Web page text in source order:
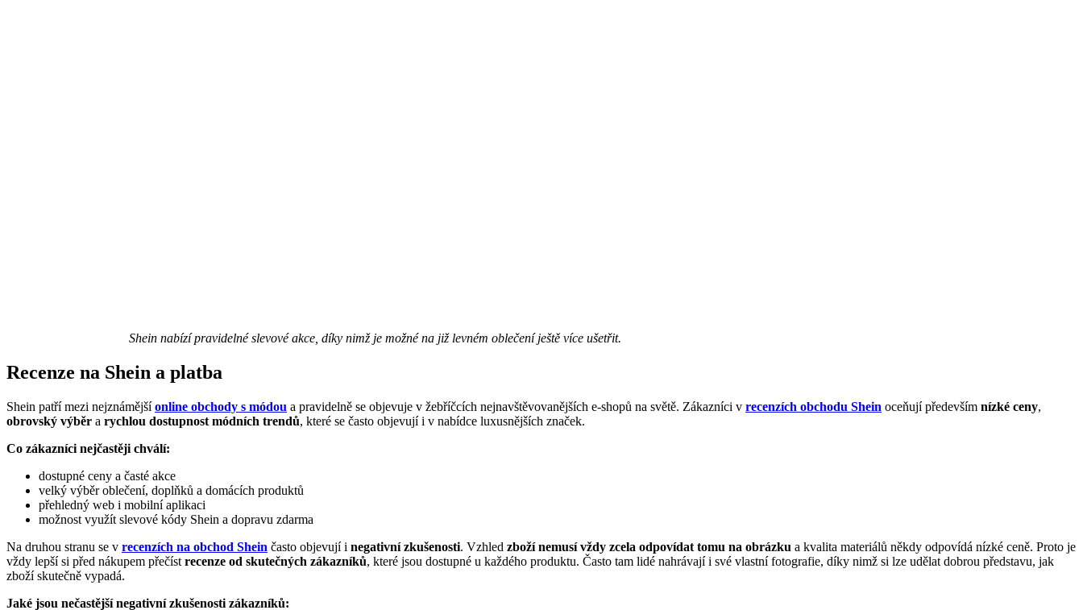
Shein nabízí pravidelné slevové akce, díky nimž je možné na již levném oblečení ještě více ušetřit.
Recenze na Shein a platba
Shein patří mezi nejznámějšíonline obchody s módou a pravidelně se objevuje v žebříčcích nejnavštěvovanějších e-shopů na světě. Zákazníci v recenzích obchodu Shein oceňují především nízké ceny,
obrovský výběr a rychlou dostupnost módních trendů, které se často objevují i v nabídce luxusnějších značek.
Co zákazníci nejčastěji chválí:
dostupné ceny a časté akce
velký výběr oblečení, doplňků a domácích produktů
přehledný web i mobilní aplikaci
možnost využít slevové kódy Shein a dopravu zdarma
Na druhou stranu se v recenzích na obchod Shein často objevují i negativní zkušenosti. Vzhled zboží nemusí vždy zcela odpovídat tomu na obrázku a kvalita materiálů někdy odpovídá nízké ceně. Proto je
vždy lepší si před nákupem přečíst recenze od skutečných zákazníků, které jsou dostupné u každého produktu. Často tam lidé nahrávají i své vlastní fotografie, díky nimž si lze udělat dobrou představu, jak
zboží skutečně vypadá.
Jaké jsou nečastější negativní zkušenosti zákazníků: